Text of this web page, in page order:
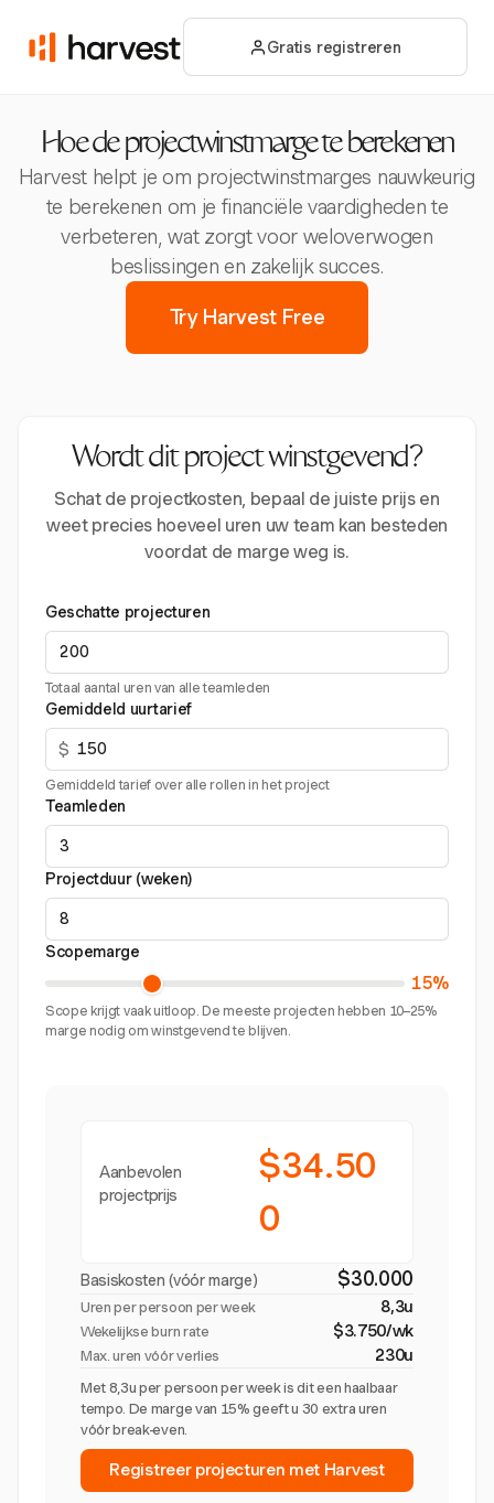
Gratis registreren
Hoe de projectwinstmarge te berekenen
Harvest helpt je om projectwinstmarges nauwkeurig
te berekenen om je financiële vaardigheden te
verbeteren, wat zorgt voor weloverwogen
beslissingen en zakelijk succes.
Try Harvest Free
Wordt dit project winstgevend?
Schat de projectkosten, bepaal de juiste prijs en
weet precies hoeveel uren uw team kan besteden
voordat de marge weg is.
Geschatte projecturen
Totaal aantal uren van alle teamleden
Gemiddeld uurtarief
$
Gemiddeld tarief over alle rollen in het project
Teamleden
Projectduur (weken)
Scopemarge
15%
Scope krijgt vaak uitloop. De meeste projecten hebben 10–25%
marge nodig om winstgevend te blijven.
Aanbevolen
projectprijs
$34.50
0
Basiskosten (vóór marge) $30.000
Uren per persoon per week 8,3u
Wekelijkse burn rate $3.750/wk
Max. uren vóór verlies 230u
Met 8,3u per persoon per week is dit een haalbaar
tempo. De marge van 15% geeft u 30 extra uren
vóór break-even.
Registreer projecturen met Harvest